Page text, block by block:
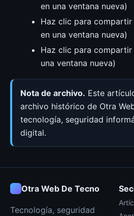
en una ventana nueva)
Haz clic para compartir
en una ventana nueva)
Haz clic para compartir
una ventana nueva)
Nota de archivo. Este
archivo histórico de Otra
tecnología, seguridad
digital.
Otra Web De Tecno
Tecnología, seguridad